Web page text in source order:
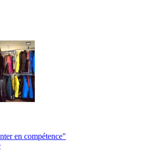
en compétence"